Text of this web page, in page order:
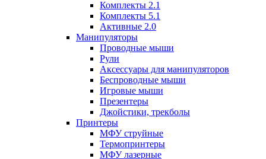
Комплекты 2.1
Комплекты 5.1
Активные 2.0
Манипуляторы
Проводные мыши
Рули
Аксессуары для манипуляторов
Беспроводные мыши
Игровые мыши
Презентеры
Джойстики, трекболы
Принтеры
МФУ струйные
Термопринтеры
МФУ лазерные